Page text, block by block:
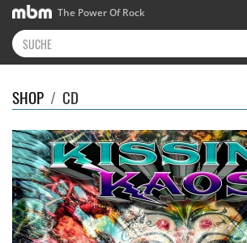
The Power Of Rock
SHOP / CD